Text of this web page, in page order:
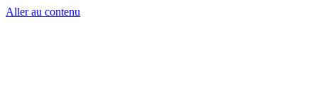
Aller au contenu